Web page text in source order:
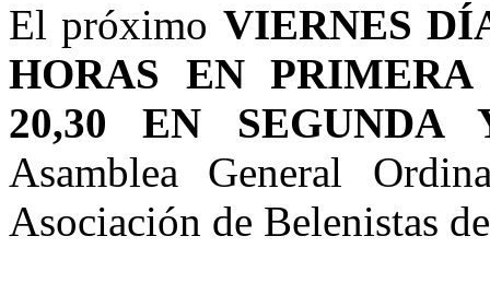
El próximo VIERNES
HORAS EN
20,30 EN
Asamblea General
Asociación de Belenistas